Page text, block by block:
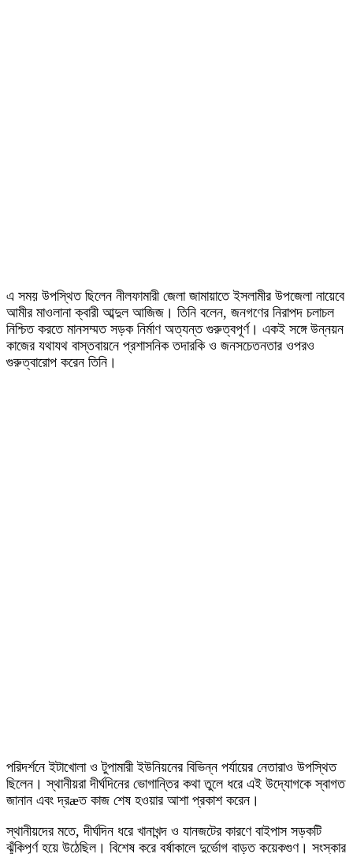
এ সময় উপস্থিত ছিলেন নীলফামারী জেলা জামায়াতে ইসলামীর উপজেলা নায়েবে
আমীর মাওলানা ক্বারী আব্দুল আজিজ। তিনি বলেন, জনগণের নিরাপদ চলাচল
নিশ্চিত করতে মানসম্মত সড়ক নির্মাণ অত্যন্ত গুরুত্বপূর্ণ। একই সঙ্গে উন্নয়ন
কাজের যথাযথ বাস্তবায়নে প্রশাসনিক তদারকি ও জনসচেতনতার ওপরও
গুরুত্বারোপ করেন তিনি।
পরিদর্শনে ইটাখোলা ও টুপামারী ইউনিয়নের বিভিন্ন পর্যায়ের নেতারাও উপস্থিত
ছিলেন। স্থানীয়রা দীর্ঘদিনের ভোগান্তির কথা তুলে ধরে এই উদ্যোগকে স্বাগত
জানান এবং দ্রæত কাজ শেষ হওয়ার আশা প্রকাশ করেন।
স্থানীয়দের মতে, দীর্ঘদিন ধরে খানাখন্দ ও যানজটের কারণে বাইপাস সড়কটি
ঝুঁকিপূর্ণ হয়ে উঠেছিল। বিশেষ করে বর্ষাকালে দুর্ভোগ বাড়ত কয়েকগুণ। সংস্কার